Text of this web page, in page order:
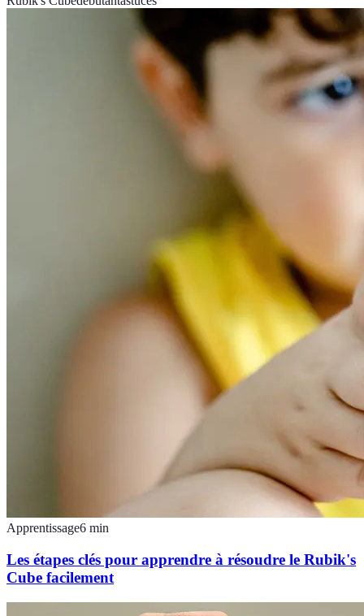
Apprentissage6 min
Les étapes clés pour apprendre à résoudre le Rubik's
Cube facilement